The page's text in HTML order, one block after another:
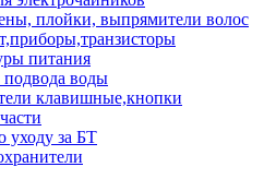
плойки, выпрямители волос
питания
воды
клавишные,кнопки
уходу за БТ